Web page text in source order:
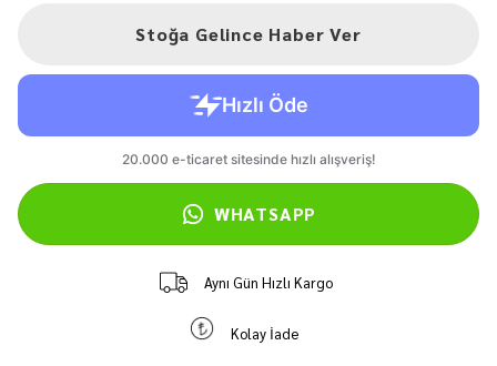
Stoğa Gelince Haber Ver
WHATSAPP
Aynı Gün Hızlı Kargo
Kolay İade